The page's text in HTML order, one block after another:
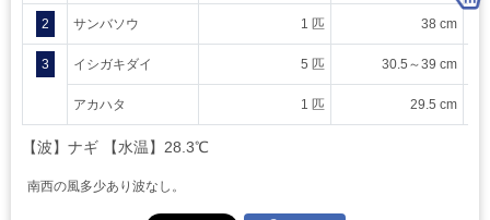
2 サンバソウ 1 匹 38 cm
3 イシガキダイ 5 匹 30.5～39 cm
アカハタ 1 匹 29.5 cm
【波】ナギ 【水温】28.3℃
南西の風多少あり波なし。